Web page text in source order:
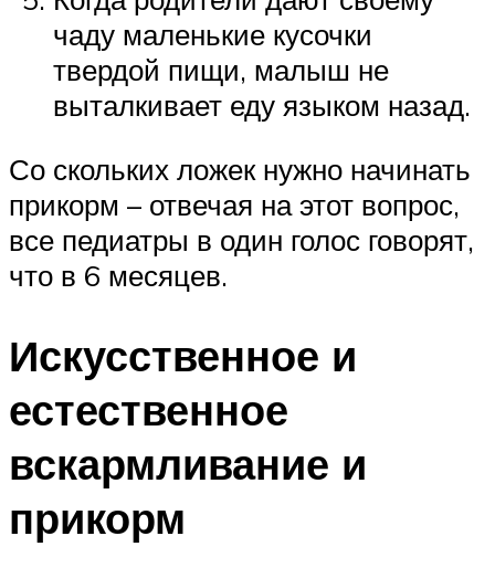
чаду маленькие кусочки
твердой пищи, малыш не
выталкивает еду языком назад.
Со скольких ложек нужно начинать
прикорм – отвечая на этот вопрос,
все педиатры в один голос говорят,
что в 6 месяцев.
Искусственное и
естественное
вскармливание и
прикорм